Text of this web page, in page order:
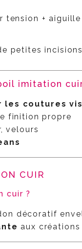
tension +
petites
imitation
coutures
finition propre
velours
CUIR
cuir ?
décoratif
aux